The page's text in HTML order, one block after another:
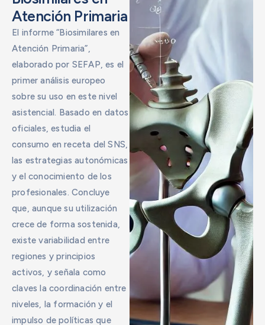
Atención Primaria
El informe “Biosimilares en
Atención Primaria”,
elaborado por SEFAP, es el
primer análisis europeo
sobre su uso en este nivel
asistencial. Basado en datos
oficiales, estudia el
consumo en receta del SNS,
las estrategias autonómicas
y el conocimiento de los
profesionales. Concluye
que, aunque su utilización
crece de forma sostenida,
existe variabilidad entre
regiones y principios
activos, y señala como
claves la coordinación entre
niveles, la formación y el
impulso de políticas que